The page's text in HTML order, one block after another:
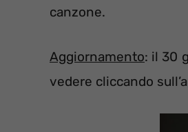
canzone.
Aggiornamento: il 30
vedere cliccando